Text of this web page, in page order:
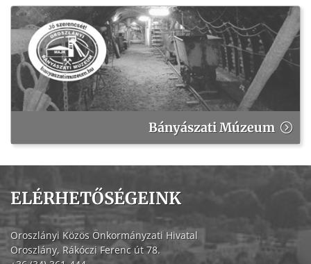
Bányászati Múzeum
ELÉRHETŐSÉGEINK
Oroszlányi Közös Önkormányzati Hivatal
Oroszlány, Rákóczi Ferenc út 78.